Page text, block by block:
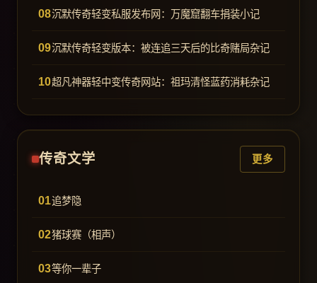
沉默传奇轻变私服发布网：万魔窟翻车捐装小记
沉默传奇轻变版本：被连追三天后的比奇赌局杂记
超凡神器轻中变传奇网站：祖玛清怪蓝药消耗杂记
传奇文学 更多
追梦隐
猪球赛（相声）
等你一辈子